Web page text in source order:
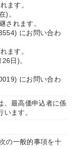
ます。
)。
されます。
にお問い合わ
ます。
日)。
にお問い合わ
、最高価申込者に係
ます。
の一般的事項を十